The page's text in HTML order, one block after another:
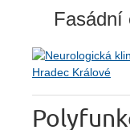
Fasádní